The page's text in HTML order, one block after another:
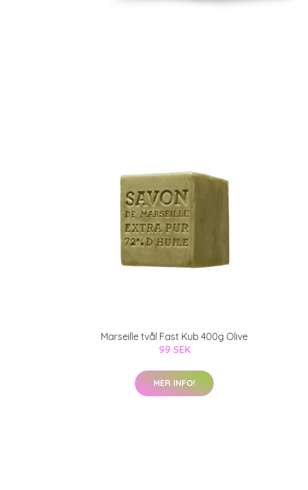
Marseille tvål Fast Kub 400g Olive
99 SEK
MER INFO!